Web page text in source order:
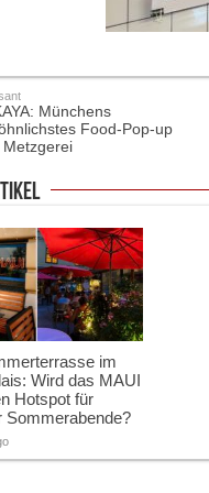
Münchens
Food-Pop-up
Metzgerei
im
Wird das MAUI
Hotspot für
Sommerabende?